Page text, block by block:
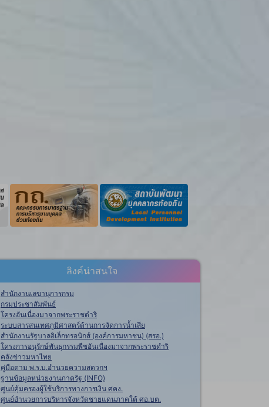
ลิงค์น่าสนใจ
สำนักงานเลขานุการกรม
กรมประชาสัมพันธ์
โครงอันเนื่องมาจากพระราชดำริ
ระบบสารสนเทศภูมิศาสตร์ด้านการจัดการน้ำเสีย
สำนักงานรัฐบาลอิเล็กทรอนิกส์ (องค์การมหาชน) (สรอ.)
โครงการอนุรักษ์พันธุกรรมพืชอันเนื่องมาจากพระราชดำริ
คลังข่าวมหาไทย
คู่มือตาม พ.ร.บ.อำนวยความสดวกฯ
ฐานข้อมูลหน่วยงานภาครัฐ (INFO)
ศูนย์คุ้มครองผู้ใช้บริการทางการเงิน ศคง.
ศูนย์อำนวยการบริหารจังหวัดชายแดนภาคใต้ ศอ.บต.